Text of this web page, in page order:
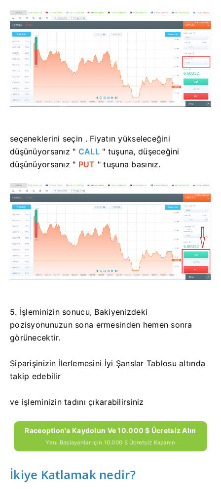
seçeneklerini seçin . Fiyatın yükseleceğini
düşünüyorsanız " CALL" tuşuna, düşeceğini
düşünüyorsanız " PUT " tuşuna basınız.
5. İşleminizin sonucu, Bakiyenizdeki
pozisyonunuzun sona ermesinden hemen sonra
görünecektir.
Siparişinizin İlerlemesini İyi Şanslar Tablosu altında
takip edebilir
ve işleminizin tadını çıkarabilirsiniz
Raceoption'a Kaydolun Ve 10.000 $ Ücretsiz Alın
Yeni Başlayanlar Için 10.000 $ Ücretsiz Kazanın
İkiye Katlamak nedir?